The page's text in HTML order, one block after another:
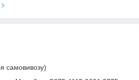
самовивозу)